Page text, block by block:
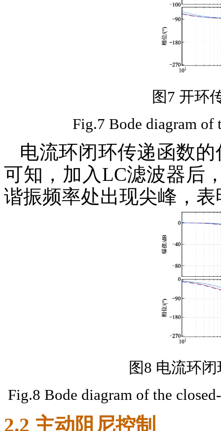
图7 开环
Fig.7 Bode diagram of
电流环闭环传递函数
可知，加入LC滤波器后
谐振频率处出现尖峰，
图8 电流环
Fig.8 Bode diagram of the
2.2 主动阻尼控制